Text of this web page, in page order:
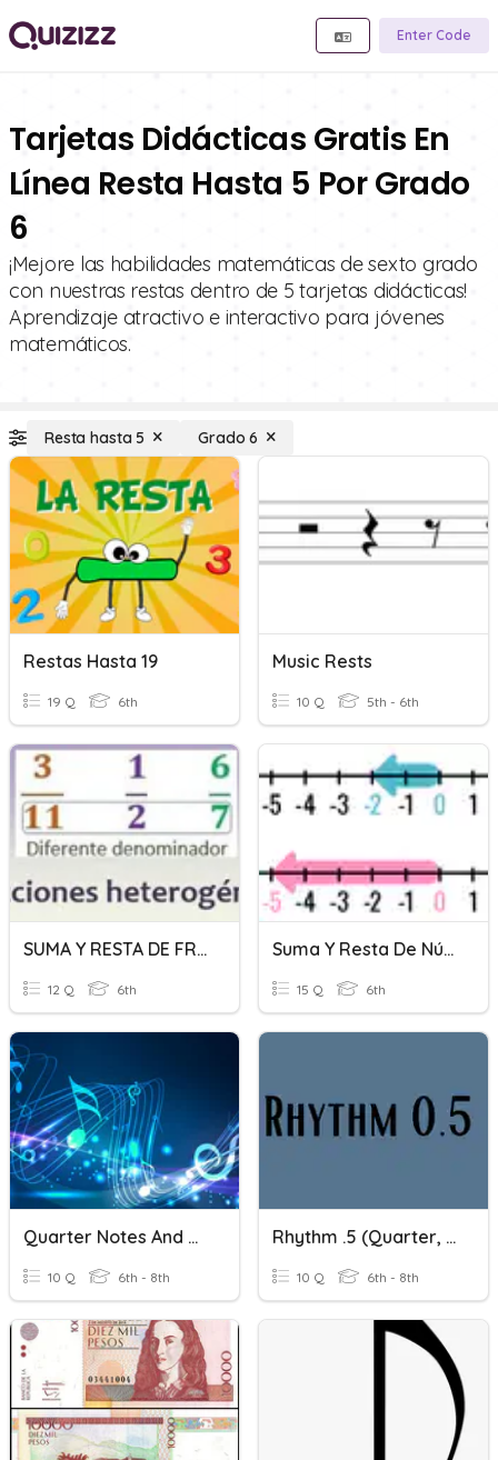
Enter Code
Tarjetas Didácticas Gratis En
Línea Resta Hasta 5 Por Grado
6
¡Mejore las habilidades matemáticas de sexto grado
con nuestras restas dentro de 5 tarjetas didácticas!
Aprendizaje atractivo e interactivo para jóvenes
matemáticos.
Resta hasta 5 Grado 6
Restas Hasta 19
19 Q 6th
Music Rests
10 Q 5th - 6th
SUMA Y RESTA DE FRACCIONES HETEROGÉNEAS
12 Q 6th
Suma Y Resta De Números Enteros
15 Q 6th
Quarter Notes And Rests
10 Q 6th - 8th
Rhythm .5 (Quarter, Half, Rest)
10 Q 6th - 8th